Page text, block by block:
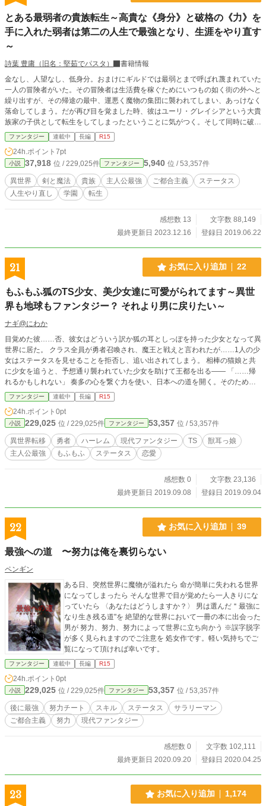
とある最弱者の貴族転生～高貴な《身分》と破格の《力》を
手に入れた弱者は第二の人生で最強となり、生涯をやり直す
～
詩葉 豊庸（旧名：堅茹でパスタ）
書籍情報
金なし、人望なし、低身分。おまけにギルドでは最弱とまで呼ばれ蔑まれていた
一人の冒険者がいた。その冒険者は生活費を稼ぐためにいつもの如く街の外へと
繰り出すが、その帰途の最中、運悪く魔物の集団に襲われてしまい、あっけなく
落命してしまう。だが再び目を覚ました時、彼はユーリ・グレイシアという大貴
族家の子供として転生をしてしまったということに気がつく。そして同時に破格
の魔法適正も手に入れていた彼はどんどんとその才能を活かして強くなり、成長
していく。これは前世を不遇な環境で生きてきた元弱者のやり直し人生譚であ
る。
ファンタジー 連載中 長編 R15
24h.ポイント 7pt
小説 37,918 位 / 229,025件 ファンタジー 5,940 位 / 53,357件
異世界 剣と魔法 貴族 主人公最強 ご都合主義
ステータス
人生やり直し
学園 転生
感想数 13
文字数 88,149
最終更新日 2023.12.16
登録日 2019.06.22
21 お気に入り追加 22
もふもふ狐のTS少女、美少女達に可愛がられてます～異世
界も地球もファンタジー？ それより男に戻りたい～
ナギ@にわか
目覚めた彼……否、彼女はどういう訳か狐の耳としっぽを持った少女となって異
世界に居た。 クラス全員が勇者召喚され、魔王と戦えと言われたが……1人の少
女はステータスを見せることを拒否し、追い出されてしまう。 相棒の猫娘と共
に少女を追うと、予想通り襲われていた少女を助けて王都を出る―― 「……帰
れるかもしれない」 奏多の心を繋ぐ力を使い、日本への道を開く。そのために
はレベルを上げなくてはならない。 そしてもう一つ、 「絶対に助けるって約束
したんだ――」 これは――召喚されたTS少女が、仲間との絆を武器に異世界と
地球で様々なものに〝抗う〟お話。 (注意、TSでありハーレムものでもありま
す)
ファンタジー 連載中 長編 R15
24h.ポイント 0pt
小説 229,025 位 / 229,025件 ファンタジー 53,357 位 / 53,357件
異世界転移 勇者 ハーレム 現代ファンタジー TS
獣耳っ娘
主人公最強
もふもふ ステータス 恋愛
感想数 0
文字数 23,136
最終更新日 2019.09.08
登録日 2019.09.04
22 お気に入り追加 39
最強への道 〜努力は俺を裏切らない
ペンギン
ある日、突然世界に魔物が溢れたら 命が簡単に失われる世界
になってしまったら そんな世界で目が覚めたら一人きりにな
っていたら 〈あなたはどうしますか？〉 男は選んだ＂最強に
なり生き残る道"を 絶望的な世界において一冊の本に出会った
男が 努力、努力、努力によって世界に立ち向かう ※誤字脱字
が多く見られますのでご注意を 処女作です。軽い気持ちでご
覧になって頂ければ幸いです。
ファンタジー 連載中 長編 R15
24h.ポイント 0pt
小説 229,025 位 / 229,025件 ファンタジー 53,357 位 / 53,357件
後に最強 努力チート スキル ステータス
サラリーマン
ご都合主義
努力 現代ファンタジー
感想数 0
文字数 102,111
最終更新日 2020.09.20
登録日 2020.04.25
23 お気に入り追加 1,174